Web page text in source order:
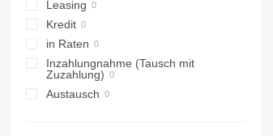
322
323
324
325
326
329
8030
8035
CT
JS
JZ
NXT
Leasing
Kredit
in Raten
Inzahlungnahme (Tausch mit
Zuzahlung)
Austausch